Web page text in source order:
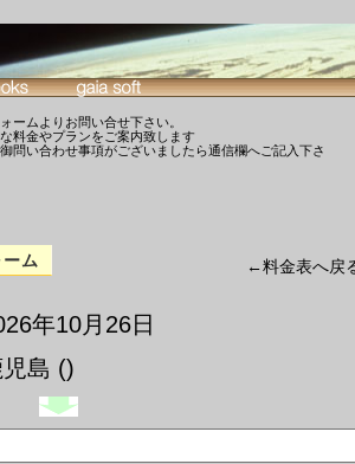
ームよりお問い合せ下さい。
料金やプランをご案内致します
問い合わせ事項がございましたら通信欄へご記入下さ
ム ←料金表へ戻
年10月26日
児島 ()